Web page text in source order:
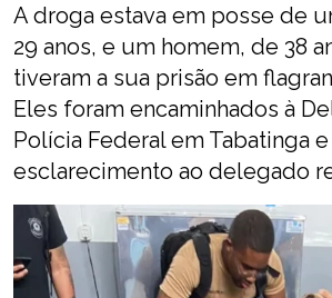
A droga estava em posse de
29 anos, e um homem, de 38
tiveram a sua prisão em
Eles foram encaminhados à
Polícia Federal em Tabatinga
esclarecimento ao delegado